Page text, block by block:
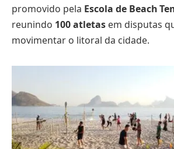
promovido pela Escola de Beach
reunindo 100 atletas em disputas
movimentar o litoral da cidade.